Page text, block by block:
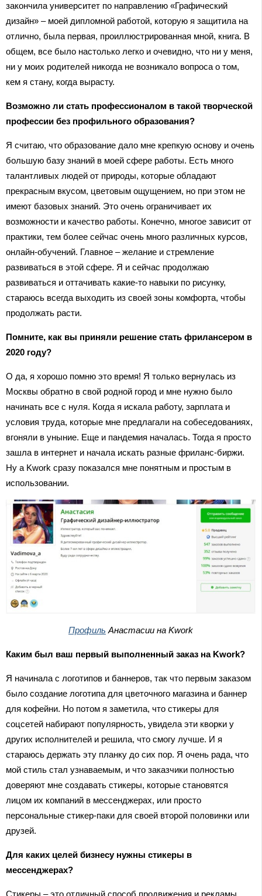
закончила университет по направлению «Графический
дизайн» – моей дипломной работой, которую я защитила на
отлично, была первая, проиллюстрированная мной, книга. В
общем, все было настолько легко и очевидно, что ни у меня,
ни у моих родителей никогда не возникало вопроса о том,
кем я стану, когда вырасту.
Возможно ли стать профессионалом в такой творческой
профессии без профильного образования?
Я считаю, что образование дало мне крепкую основу и очень
большую базу знаний в моей сфере работы. Есть много
талантливых людей от природы, которые обладают
прекрасным вкусом, цветовым ощущением, но при этом не
имеют базовых знаний. Это очень ограничивает их
возможности и качество работы. Конечно, многое зависит от
практики, тем более сейчас очень много различных курсов,
онлайн-обучений. Главное – желание и стремление
развиваться в этой сфере. Я и сейчас продолжаю
развиваться и оттачивать какие-то навыки по рисунку,
стараюсь всегда выходить из своей зоны комфорта, чтобы
продолжать расти.
Помните, как вы приняли решение стать фрилансером в
2020 году?
О да, я хорошо помню это время! Я только вернулась из
Москвы обратно в свой родной город и мне нужно было
начинать все с нуля. Когда я искала работу, зарплата и
условия труда, которые мне предлагали на собеседованиях,
вгоняли в уныние. Еще и пандемия началась. Тогда я просто
зашла в интернет и начала искать разные фриланс-биржи.
Ну а Kwork сразу показался мне понятным и простым в
использовании.
Профиль Анастасии на Kwork
Каким был ваш первый выполненный заказ на Kwork?
Я начинала с логотипов и баннеров, так что первым заказом
было создание логотипа для цветочного магазина и баннер
для кофейни. Но потом я заметила, что стикеры для
соцсетей набирают популярность, увидела эти кворки у
других исполнителей и решила, что смогу лучше. И я
стараюсь держать эту планку до сих пор. Я очень рада, что
мой стиль стал узнаваемым, и что заказчики полностью
доверяют мне создавать стикеры, которые становятся
лицом их компаний в мессенджерах, или просто
персональные стикер-паки для своей второй половинки или
друзей.
Для каких целей бизнесу нужны стикеры в
мессенджерах?
Стикеры – это отличный способ продвижения и рекламы